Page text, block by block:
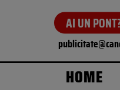
AI UN
HOME